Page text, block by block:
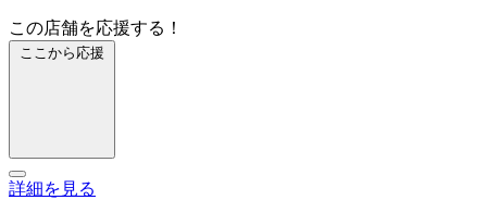
この店舗を応援する！
ここから応援
詳細を見る